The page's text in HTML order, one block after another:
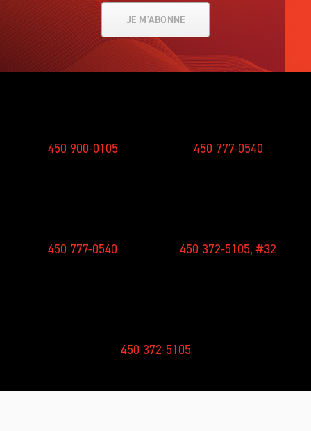
JE M'ABONNE
450 900-0105 450 777-0540
450 777-0540 450 372-5105, #32
450 372-5105